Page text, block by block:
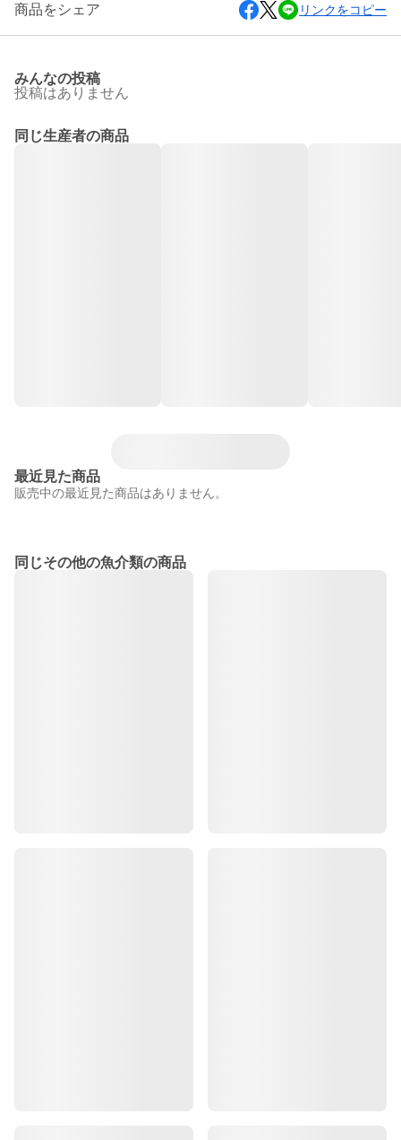
商品をシェア リンクをコピー
みんなの投稿
投稿はありません
同じ生産者の商品
最近見た商品
販売中の最近見た商品はありません。
同じその他の魚介類の商品